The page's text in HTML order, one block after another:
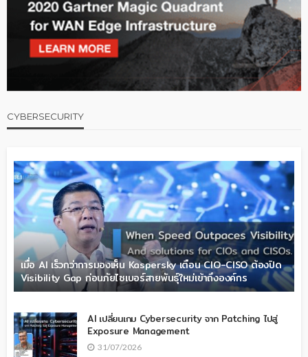
CYBERSECURITY
เมื่อ AI เร็วกว่าการมองเห็น Kaspersky เตือน CIO-CISO ต้องปิด
Visibility Gap ก่อนภัยไซเบอร์สายพันธุ์ใหม่เข้าถึงองค์กร
AI เปลี่ยนเกม Cybersecurity จาก Patching ไปสู่
Exposure Management
31/07/2026